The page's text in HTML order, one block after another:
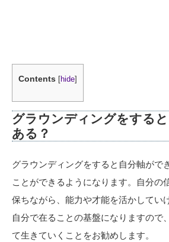
Contents [hide]
グラウンディングをする
ある？
グラウンディングをすると自分軸がで
ことができるようになります。自分の
保ちながら、能力や才能を活かしてい
自分で在ることの基盤になりますので
て生きていくことをお勧めします。